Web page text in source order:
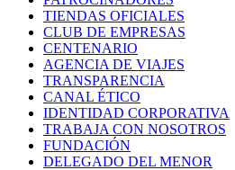
TIENDAS OFICIALES
CLUB DE EMPRESAS
CENTENARIO
AGENCIA DE VIAJES
TRANSPARENCIA
CANAL ÉTICO
IDENTIDAD CORPORATIVA
TRABAJA CON NOSOTROS
FUNDACIÓN
DELEGADO DEL MENOR